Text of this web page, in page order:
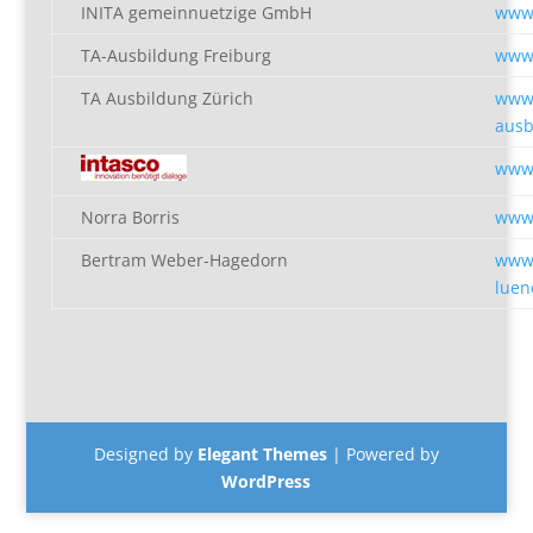
INITA gemeinnuetzige GmbH
TA-Ausbildung Freiburg
TA Ausbildung Zürich
Norra Borris
Bertram Weber-Hagedorn
Designed by Elegant Themes| Powered by
WordPress